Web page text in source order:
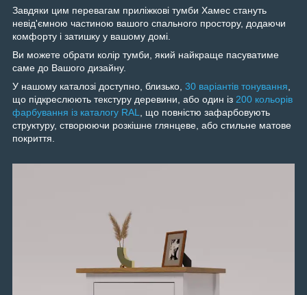
Завдяки цим перевагам приліжкові тумби Хамес стануть
невід'ємною частиною вашого спального простору, додаючи
комфорту і затишку у вашому домі.
Ви можете обрати колір тумби, який найкраще пасуватиме
саме до Вашого дизайну.
У нашому каталозі доступно, близько, 30 варіантів тонування
що підкреслюють текстуру деревини, або один із 200 кольорів
фарбування із каталогу RAL
, що повністю зафарбовують
структуру, створюючи розкішне глянцеве, або стильне матове
покриття.